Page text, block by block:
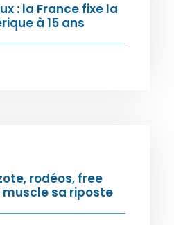
: la France fixe la
à 15 ans
rodéos, free
muscle sa riposte